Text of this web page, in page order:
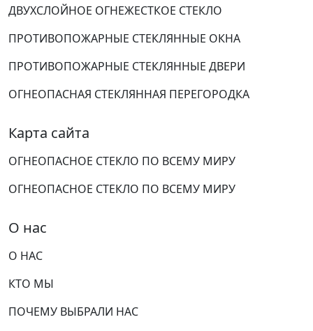
ДВУХСЛОЙНОЕ ОГНЕЖЕСТКОЕ СТЕКЛО
ПРОТИВОПОЖАРНЫЕ СТЕКЛЯННЫЕ ОКНА
ПРОТИВОПОЖАРНЫЕ СТЕКЛЯННЫЕ ДВЕРИ
ОГНЕОПАСНАЯ СТЕКЛЯННАЯ ПЕРЕГОРОДКА
Карта сайта
ОГНЕОПАСНОЕ СТЕКЛО ПО ВСЕМУ МИРУ
ОГНЕОПАСНОЕ СТЕКЛО ПО ВСЕМУ МИРУ
О нас
О НАС
КТО МЫ
ПОЧЕМУ ВЫБРАЛИ НАС